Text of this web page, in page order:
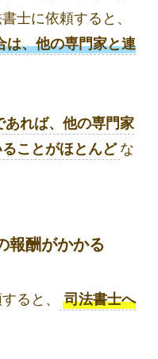
士に依頼すると、
は、他の専門家と連
れば、他の専門家
ことがほとんど な
報酬がかかる
ると、
司法書士へ